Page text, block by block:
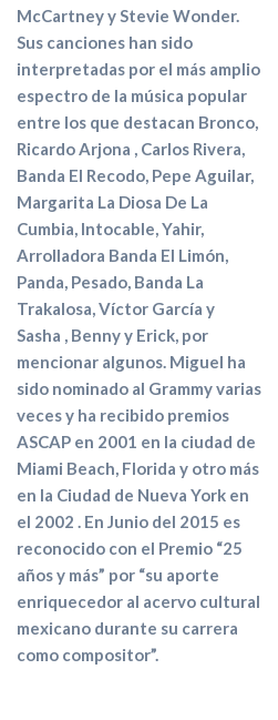
McCartney y Stevie Wonder.
Sus canciones han sido
interpretadas por el más amplio
espectro de la música popular
entre los que destacan Bronco,
Ricardo Arjona , Carlos Rivera,
Banda El Recodo, Pepe Aguilar,
Margarita La Diosa De La
Cumbia, Intocable, Yahir,
Arrolladora Banda El Limón,
Panda, Pesado, Banda La
Trakalosa, Víctor García y
Sasha , Benny y Erick, por
mencionar algunos. Miguel ha
sido nominado al Grammy varias
veces y ha recibido premios
ASCAP en 2001 en la ciudad de
Miami Beach, Florida y otro más
en la Ciudad de Nueva York en
el 2002 . En Junio del 2015 es
reconocido con el Premio “25
años y más” por “su aporte
enriquecedor al acervo cultural
mexicano durante su carrera
como compositor”.